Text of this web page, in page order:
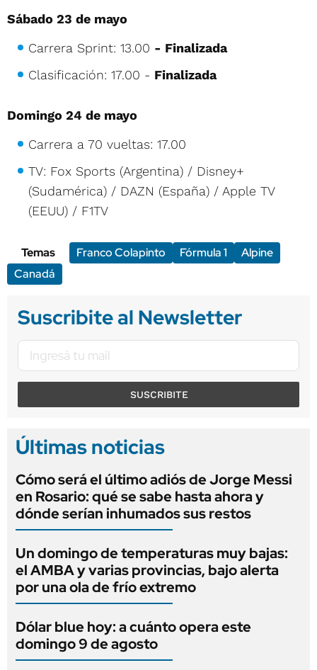
Sábado 23 de mayo
Carrera Sprint: 13.00 - Finalizada
Clasificación: 17.00 - Finalizada
Domingo 24 de mayo
Carrera a 70 vueltas: 17.00
TV: Fox Sports (Argentina) / Disney+
(Sudamérica) / DAZN (España) / Apple TV
(EEUU) / F1TV
Temas Franco Colapinto Fórmula 1
Alpine
Canadá
Suscribite al Newsletter
SUSCRIBITE
Últimas noticias
Cómo será el último adiós de Jorge Messi
en Rosario: qué se sabe hasta ahora y
dónde serían inhumados sus restos
Un domingo de temperaturas muy bajas:
el AMBA y varias provincias, bajo alerta
por una ola de frío extremo
Dólar blue hoy: a cuánto opera este
domingo 9 de agosto